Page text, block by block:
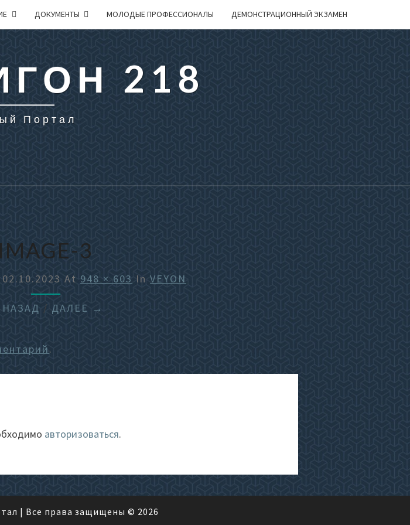
ДОКУМЕНТЫ МОЛОДЫЕ ПРОФЕССИОНАЛЫ ДЕМОНСТРАЦИОННЫЙ ЭКЗАМЕН
218
Портал
IMAGE-3
02.10.2023 At 948 × 603 InVEYON
/ ДАЛЕЕ →
.
авторизоваться.
| Все права защищены © 2026